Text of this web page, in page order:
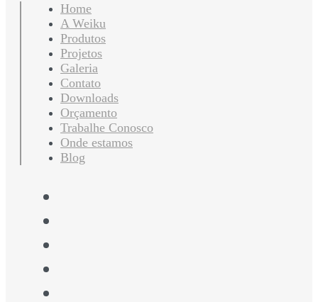
Home
A Weiku
Produtos
Projetos
Galeria
Contato
Downloads
Orçamento
Trabalhe Conosco
Onde estamos
Blog